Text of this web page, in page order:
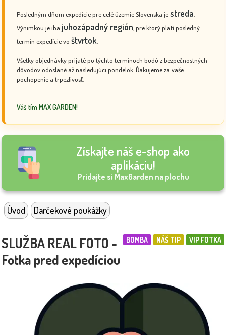
Posledným dňom expedície pre celé územie Slovenska jestreda
Výnimkou je iba juhozápadný región , pre ktorý platí posledný
termín expedície vo štvrtok
Všetky objednávky prijaté po týchto termínoch budú z bezpečnostných
dôvodov odoslané až nasledujúci pondelok. Ďakujeme za vaše
pochopenie a trpezlivosť.
Váš tím MAX GARDEN!
Získajte náš e-shop ako
aplikáciu!
Pridajte si MaxGarden na plochu
Úvod Darčekové poukážky
VIP FOTKA
NÁŠ TIP
BOMBA
SLUŽBA REAL FOTO -
Fotka pred expedíciou